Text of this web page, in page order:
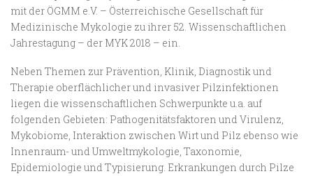
mit der ÖGMM e.V. – Österreichische Gesellschaft für
Medizinische Mykologie zu ihrer 52. Wissenschaftlichen
Jahrestagung – der MYK 2018 – ein.
Neben Themen zur Prävention, Klinik, Diagnostik und
Therapie oberflächlicher und invasiver Pilzinfektionen
liegen die wissenschaftlichen Schwerpunkte u.a. auf
folgenden Gebieten: Pathogenitätsfaktoren und Virulenz,
Mykobiome, Interaktion zwischen Wirt und Pilz ebenso wie
Innenraum- und Umweltmykologie, Taxonomie,
Epidemiologie und Typisierung. Erkrankungen durch Pilze